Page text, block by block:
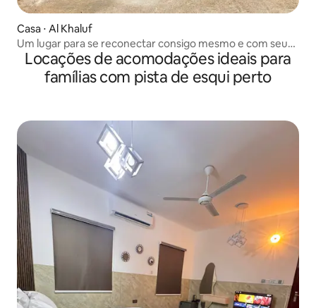
Casa ⋅ Al Khaluf
Um lugar para se reconectar consigo mesmo e com seu
parceiro
Locações de acomodações ideais para
famílias com pista de esqui perto